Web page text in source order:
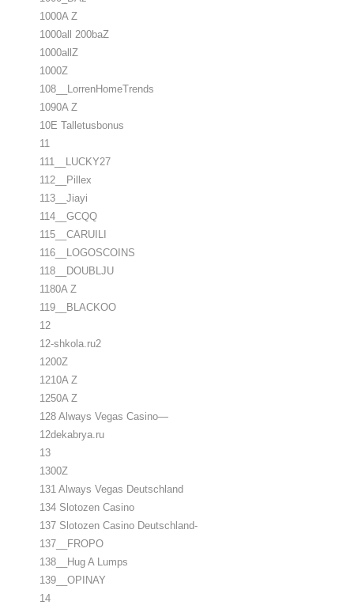
1000A Z
1000all 200baZ
1000allZ
1000Z
108__LorrenHomeTrends
1090A Z
10E Talletusbonus
11
111__LUCKY27
112__Pillex
113__Jiayi
114__GCQQ
115__CARUILI
116__LOGOSCOINS
118__DOUBLJU
1180A Z
119__BLACKOO
12
12-shkola.ru2
1200Z
1210A Z
1250A Z
128 Always Vegas Casino—
12dekabrya.ru
13
1300Z
131 Always Vegas Deutschland
134 Slotozen Casino
137 Slotozen Casino Deutschland-
137__FROPO
138__Hug A Lumps
139__OPINAY
14